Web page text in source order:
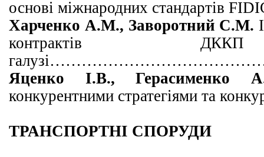
основі міжнародних
Харченко А.М., Заворотний С.М.
контрактів
галузі
Яценко І.В.,
конкурентними стратегіями та
ТРАНСПОРТНІ СПОРУДИ